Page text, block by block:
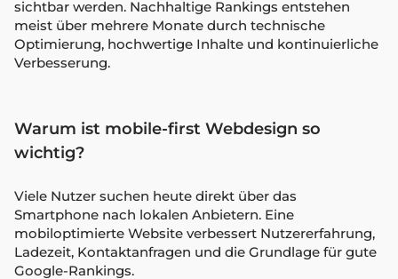
sichtbar werden. Nachhaltige Rankings entstehen
meist über mehrere Monate durch technische
Optimierung, hochwertige Inhalte und kontinuierliche
Verbesserung.
Warum ist mobile-first Webdesign so
wichtig?
Viele Nutzer suchen heute direkt über das
Smartphone nach lokalen Anbietern. Eine
mobiloptimierte Website verbessert Nutzererfahrung,
Ladezeit, Kontaktanfragen und die Grundlage für gute
Google-Rankings.